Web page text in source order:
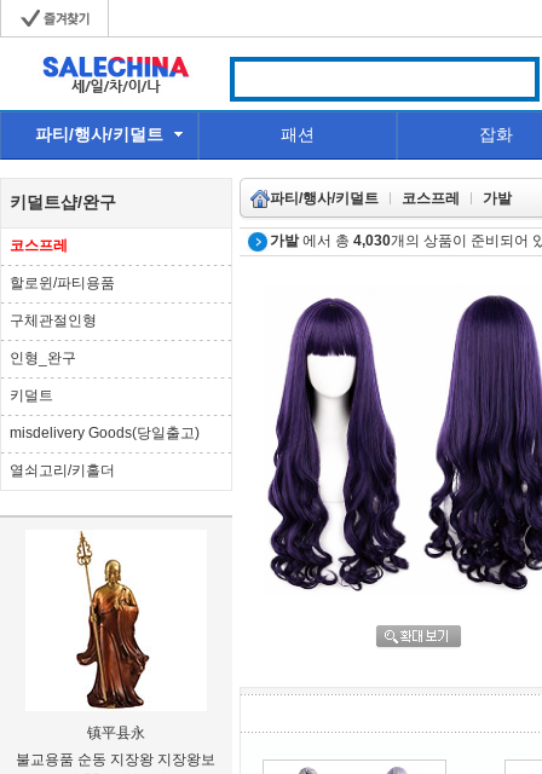
파티/행사/키덜트 패션 잡화
키덜트샵/완구
코스프레
할로윈/파티용품
구체관절인형
인형_완구
키덜트
misdelivery Goods(당일출고)
열쇠고리/키홀더
镇平县永
불교용품 순동 지장왕 지장왕보
汉川欧万尼服饰有限公司
블루 비틀 점프슈트 코스튬 코스
惠州
[무료배
파티/행사/키덜트 코스프레 가발
가발에서 총 4,030개의 상품이 준비되어